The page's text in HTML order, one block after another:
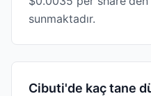
sunmaktadır.
Cibuti'de kaç tane